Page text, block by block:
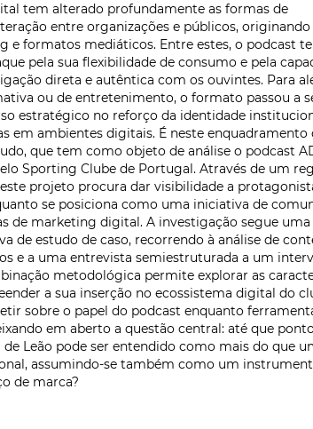
tem alterado profundamente as formas de
entre organizações e públicos, originando
e formatos mediáticos. Entre estes, o podcast
pela sua flexibilidade de consumo e pela
direta e autêntica com os ouvintes. Para
ou de entretenimento, o formato passou a
estratégico no reforço da identidade
em ambientes digitais. É neste enquadramento
que tem como objeto de análise o podcast
Sporting Clube de Portugal. Através de um
projeto procura dar visibilidade a
se posiciona como uma iniciativa de
de marketing digital. A investigação segue uma
de estudo de caso, recorrendo à análise de
e a uma entrevista semiestruturada a um
metodológica permite explorar as
a sua inserção no ecossistema digital do
sobre o papel do podcast enquanto
em aberto a questão central: até que
Leão pode ser entendido como mais do que
assumindo-se também como um
de marca?